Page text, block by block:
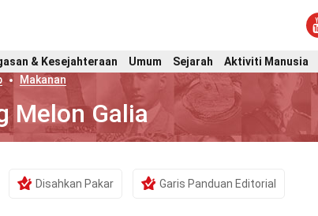
& Kesejahteraan Umum Sejarah Aktiviti Manusia
Makanan
Melon Galia
Disahkan Pakar Garis Panduan Editorial